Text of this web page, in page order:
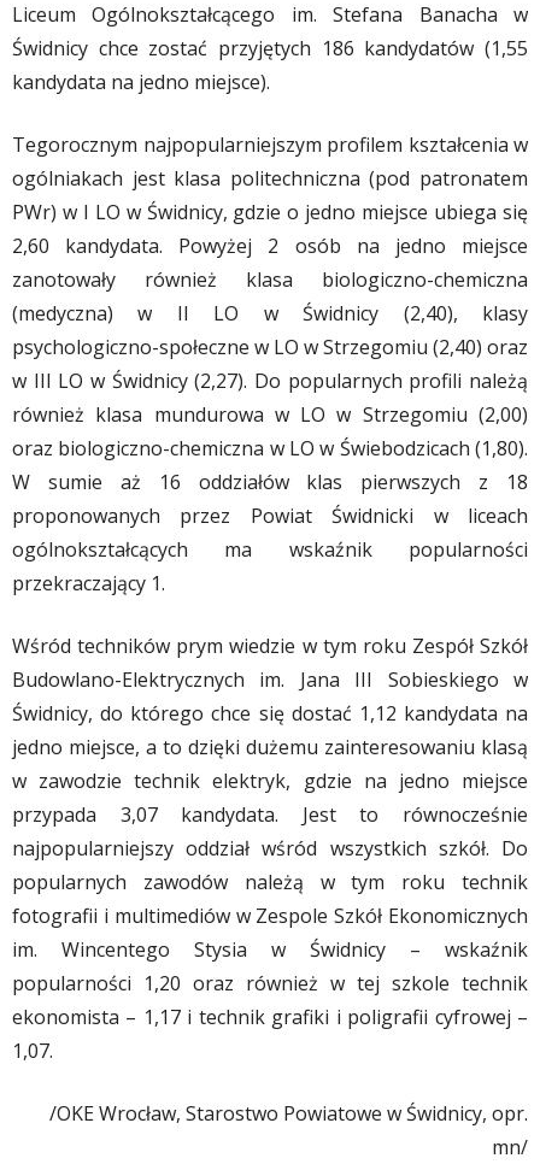
Liceum Ogólnokształcącego im. Stefana Banacha w
Świdnicy chce zostać przyjętych 186 kandydatów (1,55
kandydata na jedno miejsce).
Tegorocznym najpopularniejszym profilem kształcenia w
ogólniakach jest klasa politechniczna (pod patronatem
PWr) w I LO w Świdnicy, gdzie o jedno miejsce ubiega się
2,60 kandydata. Powyżej 2 osób na jedno miejsce
zanotowały również klasa biologiczno-chemiczna
(medyczna) w II LO w Świdnicy (2,40), klasy
psychologiczno-społeczne w LO w Strzegomiu (2,40) oraz
w III LO w Świdnicy (2,27). Do popularnych profili należą
również klasa mundurowa w LO w Strzegomiu (2,00)
oraz biologiczno-chemiczna w LO w Świebodzicach (1,80).
W sumie aż 16 oddziałów klas pierwszych z 18
proponowanych przez Powiat Świdnicki w liceach
ogólnokształcących ma wskaźnik popularności
przekraczający 1.
Wśród techników prym wiedzie w tym roku Zespół Szkół
Budowlano-Elektrycznych im. Jana III Sobieskiego w
Świdnicy, do którego chce się dostać 1,12 kandydata na
jedno miejsce, a to dzięki dużemu zainteresowaniu klasą
w zawodzie technik elektryk, gdzie na jedno miejsce
przypada 3,07 kandydata. Jest to równocześnie
najpopularniejszy oddział wśród wszystkich szkół. Do
popularnych zawodów należą w tym roku technik
fotografii i multimediów w Zespole Szkół Ekonomicznych
im. Wincentego Stysia w Świdnicy – wskaźnik
popularności 1,20 oraz również w tej szkole technik
ekonomista – 1,17 i technik grafiki i poligrafii cyfrowej –
1,07.
/OKE Wrocław, Starostwo Powiatowe w Świdnicy, opr.
mn/